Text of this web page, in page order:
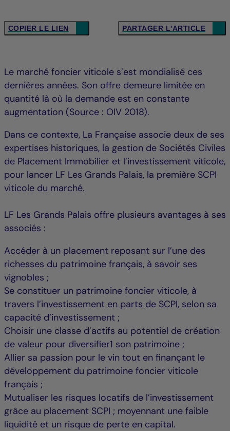
COPIER LE LIEN PARTAGER L'ARTICLE
Le marché foncier viticole s’est mondialisé ces
dernières années. Son offre demeure limitée en
quantité là où la demande est en constante
augmentation (Source : OIV 2018).
Dans ce contexte, La Française associe deux de ses
expertises historiques, la gestion de Sociétés Civiles
de Placement Immobilier et l’investissement viticole,
pour lancer LF Les Grands Palais, la première SCPI
viticole du marché.
LF Les Grands Palais offre plusieurs avantages à ses
associés :
Accéder à un placement reposant sur l’une des
richesses du patrimoine français, à savoir ses
vignobles ;
Se constituer un patrimoine foncier viticole, à
travers l’investissement en parts de SCPI, selon sa
capacité d’investissement ;
Choisir une classe d’actifs au potentiel de création
de valeur pour diversifier1 son patrimoine ;
Allier sa passion pour le vin tout en finançant le
développement du patrimoine foncier viticole
français ;
Mutualiser les risques locatifs de l’investissement
grâce au placement SCPI ; moyennant une faible
liquidité et un risque de perte en capital.